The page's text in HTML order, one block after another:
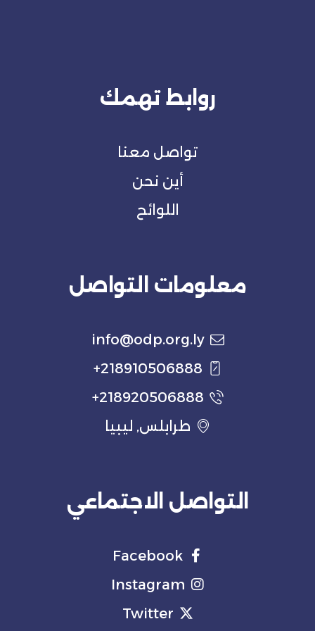
روابط تهمك
تواصل معنا
أين نحن
اللوائح
معلومات التواصل
info@odp.org.ly
218910506888+
218920506888+
طرابلس, ليبيا
التواصل الاجتماعي
Facebook
Instagram
Twitter